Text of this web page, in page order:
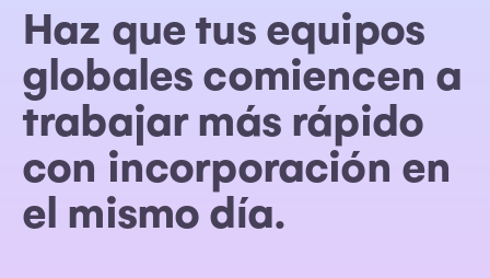
Haz que tus equipos
globales comiencen a
trabajar más rápido
con incorporación en
el mismo día.